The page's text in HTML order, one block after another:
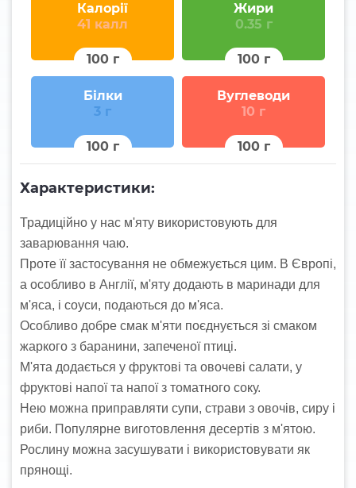
Калорії
41 калл
100 г
Жири
0.35 г
100 г
Білки
3 г
100 г
Вуглеводи
10 г
100 г
Характеристики:
Традиційно у нас м'яту використовують для
заварювання чаю.
Проте її застосування не обмежується цим. В Європі,
а особливо в Англії, м'яту додають в маринади для
м'яса, і соуси, подаються до м'яса.
Особливо добре смак м'яти поєднується зі смаком
жаркого з баранини, запеченої птиці.
М'ята додається у фруктові та овочеві салати, у
фруктові напої та напої з томатного соку.
Нею можна приправляти супи, страви з овочів, сиру і
риби. Популярне виготовлення десертів з м'ятою.
Рослину можна засушувати і використовувати як
прянощі.